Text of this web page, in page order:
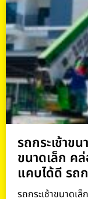
รถกระเช้าข
ขนาดเล็ก ค
แคบได้ดี รถ
รถกระเช้าขนาดเ